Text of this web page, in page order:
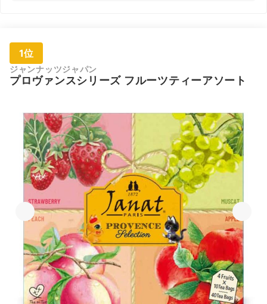
1位
ジャンナッツジャパン
プロヴァンスシリーズ フルーツティーアソート